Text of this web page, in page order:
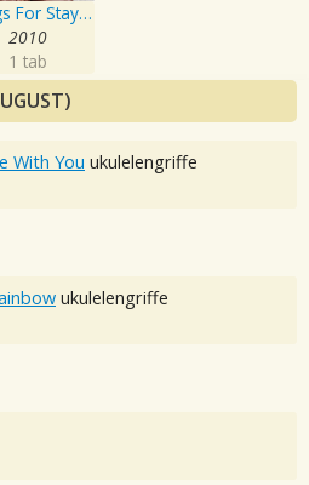
Songs For Staying In
2010
1 tab
With You ukulelengriffe
ukulelengriffe